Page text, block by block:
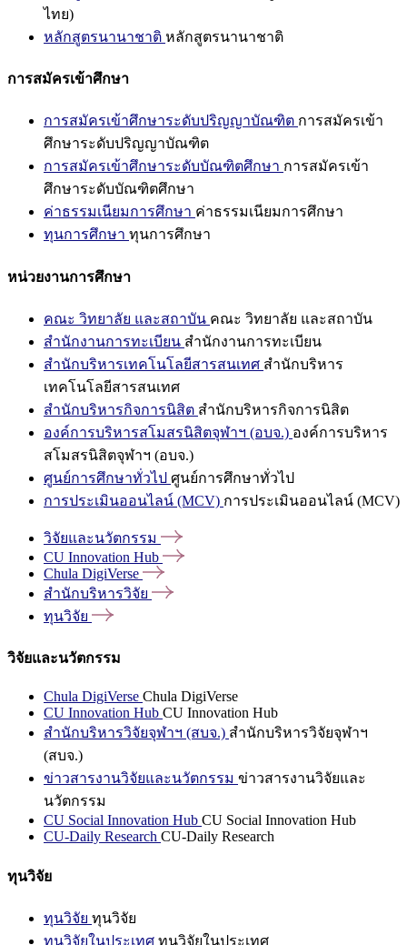
ไทย)
หลักสูตรนานาชาติ หลักสูตรนานาชาติ
การสมัครเข้าศึกษา
การสมัครเข้าศึกษาระดับปริญญาบัณฑิต การสมัครเข้า
ศึกษาระดับปริญญาบัณฑิต
การสมัครเข้าศึกษาระดับบัณฑิตศึกษา การสมัครเข้า
ศึกษาระดับบัณฑิตศึกษา
ค่าธรรมเนียมการศึกษา ค่าธรรมเนียมการศึกษา
ทุนการศึกษา ทุนการศึกษา
หน่วยงานการศึกษา
คณะ วิทยาลัย และสถาบัน คณะ วิทยาลัย และสถาบัน
สำนักงานการทะเบียน สำนักงานการทะเบียน
สำนักบริหารเทคโนโลยีสารสนเทศ สำนักบริหาร
เทคโนโลยีสารสนเทศ
สำนักบริหารกิจการนิสิต สำนักบริหารกิจการนิสิต
องค์การบริหารสโมสรนิสิตจุฬาฯ (อบจ.) องค์การบริหาร
สโมสรนิสิตจุฬาฯ (อบจ.)
ศูนย์การศึกษาทั่วไป ศูนย์การศึกษาทั่วไป
การประเมินออนไลน์ (MCV) การประเมินออนไลน์ (MCV)
วิจัยและนวัตกรรม
CU Innovation Hub
Chula DigiVerse
สำนักบริหารวิจัย
ทุนวิจัย
วิจัยและนวัตกรรม
Chula DigiVerse Chula DigiVerse
CU Innovation Hub CU Innovation Hub
สำนักบริหารวิจัยจุฬาฯ (สบจ.) สำนักบริหารวิจัยจุฬาฯ
(สบจ.)
ข่าวสารงานวิจัยและนวัตกรรม ข่าวสารงานวิจัยและ
นวัตกรรม
CU Social Innovation Hub CU Social Innovation Hub
CU-Daily Research CU-Daily Research
ทุนวิจัย
ทุนวิจัย ทุนวิจัย
ทุนวิจัยในประเทศ ทุนวิจัยในประเทศ